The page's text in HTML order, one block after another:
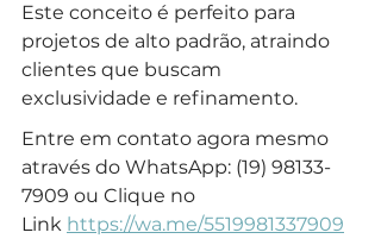
Este conceito é perfeito para
projetos de alto padrão, atraindo
clientes que buscam
exclusividade e refinamento.
Entre em contato agora mesmo
através do WhatsApp: (19) 98133-
7909 ou Clique no
Link https://wa.me/5519981337909